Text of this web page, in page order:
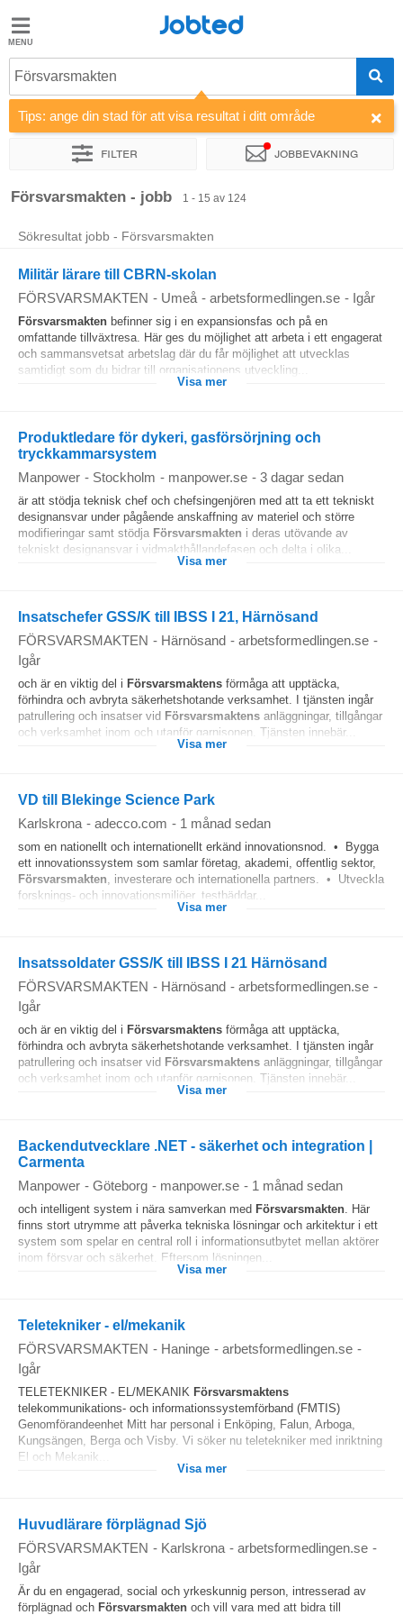
Jobted
Jobb
Löner
Jobted
Försvarsmakten
Tips: ange din stad för att visa resultat i ditt område
Filter Jobbevakning
Sortera efter Företag Rekryterare
Försvarsmakten - jobb 1 - 15 av 124
Sökresultat jobb - Försvarsmakten
Militär lärare till CBRN-skolan
FÖRSVARSMAKTEN - Umeå - arbetsformedlingen.se - Igår
Försvarsmakten befinner sig i en expansionsfas och på en
omfattande tillväxtresa. Här ges du möjlighet att arbeta i ett engagerat
och sammansvetsat arbetslag där du får möjlighet att utvecklas
samtidigt som du bidrar till organisationens utveckling...
Visa mer
Produktledare för dykeri, gasförsörjning och
tryckkammarsystem
Manpower - Stockholm - manpower.se - 3 dagar sedan
är att stödja teknisk chef och chefsingenjören med att ta ett tekniskt
designansvar under pågående anskaffning av materiel och större
modifieringar samt stödja Försvarsmakten i deras utövande av
tekniskt designansvar i vidmakthållandefasen och delta i olika...
Visa mer
Insatschefer GSS/K till IBSS I 21, Härnösand
FÖRSVARSMAKTEN - Härnösand - arbetsformedlingen.se -
Igår
och är en viktig del i Försvarsmaktens förmåga att upptäcka,
förhindra och avbryta säkerhetshotande verksamhet. I tjänsten ingår
patrullering och insatser vid Försvarsmaktens anläggningar, tillgångar
och verksamhet inom och utanför garnisonen. Tjänsten innebär...
Visa mer
VD till Blekinge Science Park
Karlskrona - adecco.com - 1 månad sedan
som en nationellt och internationellt erkänd innovationsnod. • Bygga
ett innovationssystem som samlar företag, akademi, offentlig sektor,
Försvarsmakten, investerare och internationella partners. • Utveckla
forsknings- och innovationsmiljöer, testbäddar...
Visa mer
Insatssoldater GSS/K till IBSS I 21 Härnösand
FÖRSVARSMAKTEN - Härnösand - arbetsformedlingen.se -
Igår
och är en viktig del i Försvarsmaktens förmåga att upptäcka,
förhindra och avbryta säkerhetshotande verksamhet. I tjänsten ingår
patrullering och insatser vid Försvarsmaktens anläggningar, tillgångar
och verksamhet inom och utanför garnisonen. Tjänsten innebär...
Visa mer
Backendutvecklare .NET - säkerhet och integration |
Carmenta
Manpower - Göteborg - manpower.se - 1 månad sedan
och intelligent system i nära samverkan med Försvarsmakten. Här
finns stort utrymme att påverka tekniska lösningar och arkitektur i ett
system som spelar en central roll i informationsutbytet mellan aktörer
inom försvar och säkerhet. Eftersom lösningen...
Visa mer
Teletekniker - el/mekanik
FÖRSVARSMAKTEN - Haninge - arbetsformedlingen.se -
Igår
TELETEKNIKER - EL/MEKANIK Försvarsmaktens
telekommunikations- och informationssystemförband (FMTIS)
Genomförandeenhet Mitt har personal i Enköping, Falun, Arboga,
Kungsängen, Berga och Visby. Vi söker nu teletekniker med inriktning
El och Mekanik...
Visa mer
Huvudlärare förplägnad Sjö
FÖRSVARSMAKTEN - Karlskrona - arbetsformedlingen.se -
Igår
Är du en engagerad, social och yrkeskunnig person, intresserad av
förplägnad och Försvarsmakten och vill vara med att bidra till